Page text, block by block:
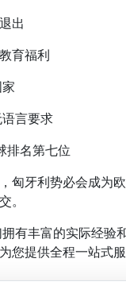
出
育福利
言要求
名第七位
牙利势必会成为欧
。
丰富的实际经验
您提供全程一站式